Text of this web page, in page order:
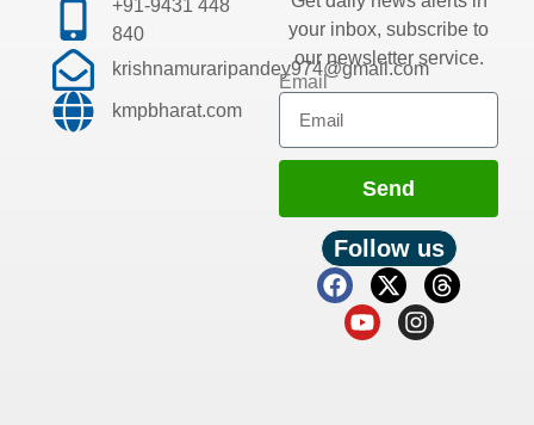
+91-9431 448
840
krishnamuraripandey974@gmail.com
kmpbharat.com
your inbox, subscribe to
our newsletter service.
Email
Send
Follow us